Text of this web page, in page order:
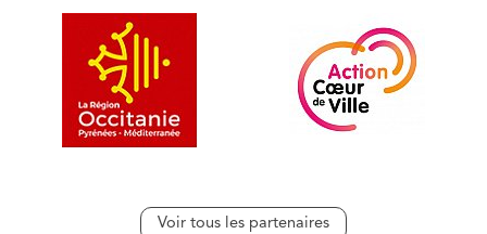
Voir tous les partenaires